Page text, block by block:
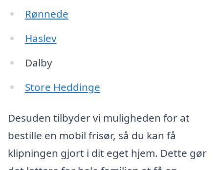
Rønnede
Haslev
Dalby
Store Heddinge
Desuden tilbyder vi muligheden for at
bestille en mobil frisør, så du kan få
klipningen gjort i dit eget hjem. Dette gør